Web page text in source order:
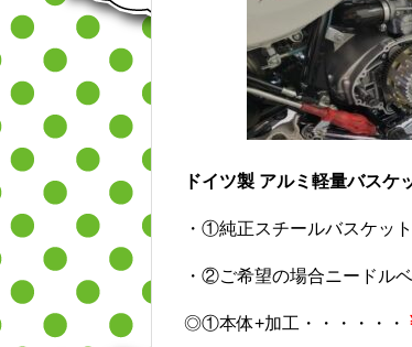
ドイツ製 アルミ軽量バスケ
・①純正スチールバスケッ
・②ご希望の場合ニードル
◎①本体+加工・・・・・・